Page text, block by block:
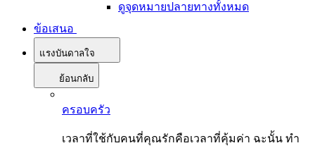
ดูจุดหมายปลายทางทั้งหมด
ข้อเสนอ
แรงบันดาลใจ
ย้อนกลับ
ครอบครัว
เวลาที่ใช้กับคนที่คุณรักคือเวลาที่คุ้มค่า ฉะนั้น ทำ